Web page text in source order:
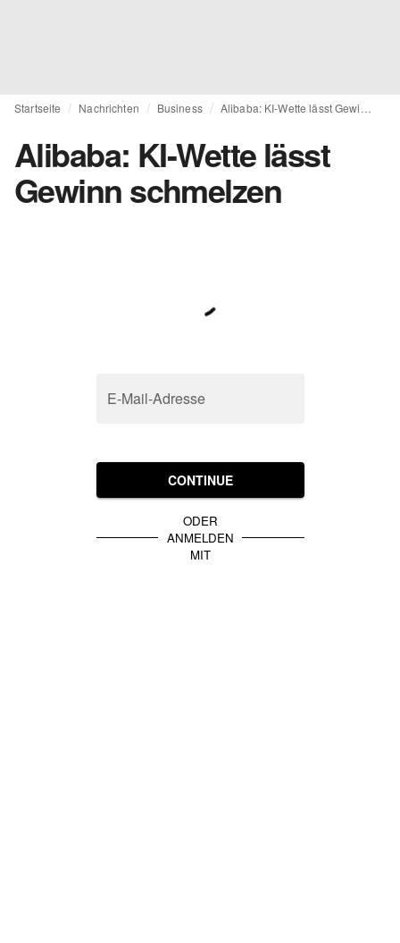
Startseite Nachrichten Business
Alibaba: KI-Wette lässt
Gewinn schmelzen
E-Mail-Adresse
CONTINUE
ODER
ANMELDEN
MIT